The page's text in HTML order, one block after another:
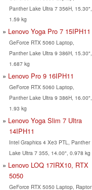
Panther Lake Ultra 7 356H, 15.30",
1.59 kg
Lenovo Yoga Pro 7 15IPH11
GeForce RTX 5060 Laptop,
Panther Lake Ultra 9 386H, 15.30",
1.687 kg
Lenovo Pro 9 16IPH11
GeForce RTX 5060 Laptop,
Panther Lake Ultra 9 386H, 16.00",
1.93 kg
Lenovo Yoga Slim 7 Ultra
14IPH11
Intel Graphics 4 Xe3 PTL, Panther
Lake Ultra 7 355, 14.00", 0.978 kg
Lenovo LOQ 17IRX10, RTX
5050
GeForce RTX 5050 Laptop, Raptor